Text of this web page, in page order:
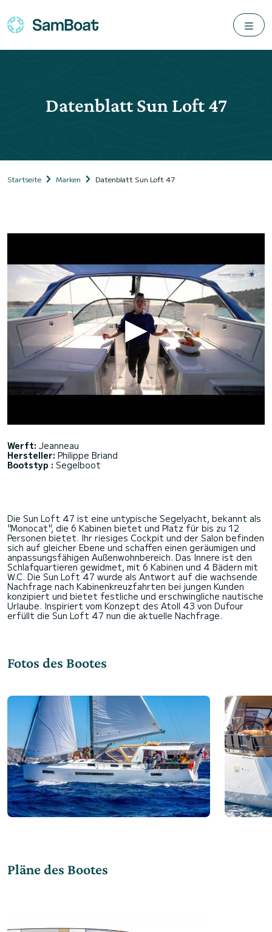
Datenblatt Sun Loft 47
Startseite Marken Datenblatt Sun Loft 47
Werft: Jeanneau
Hersteller: Philippe Briand
Bootstyp : Segelboot
Die Sun Loft 47 ist eine untypische Segelyacht, bekannt als
"Monocat", die 6 Kabinen bietet und Platz für bis zu 12
Personen bietet. Ihr riesiges Cockpit und der Salon befinden
sich auf gleicher Ebene und schaffen einen geräumigen und
anpassungsfähigen Außenwohnbereich. Das Innere ist den
Schlafquartieren gewidmet, mit 6 Kabinen und 4 Bädern mit
W.C. Die Sun Loft 47 wurde als Antwort auf die wachsende
Nachfrage nach Kabinenkreuzfahrten bei jungen Kunden
konzipiert und bietet festliche und erschwingliche nautische
Urlaube. Inspiriert vom Konzept des Atoll 43 von Dufour
Fotos des Bootes
Pläne des Bootes